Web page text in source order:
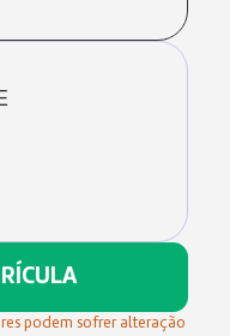
podem sofrer alteração